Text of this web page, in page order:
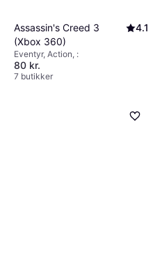
Assassin's Creed 3
(Xbox 360)
4.1
Eventyr, Action, :
80 kr.
7 butikker